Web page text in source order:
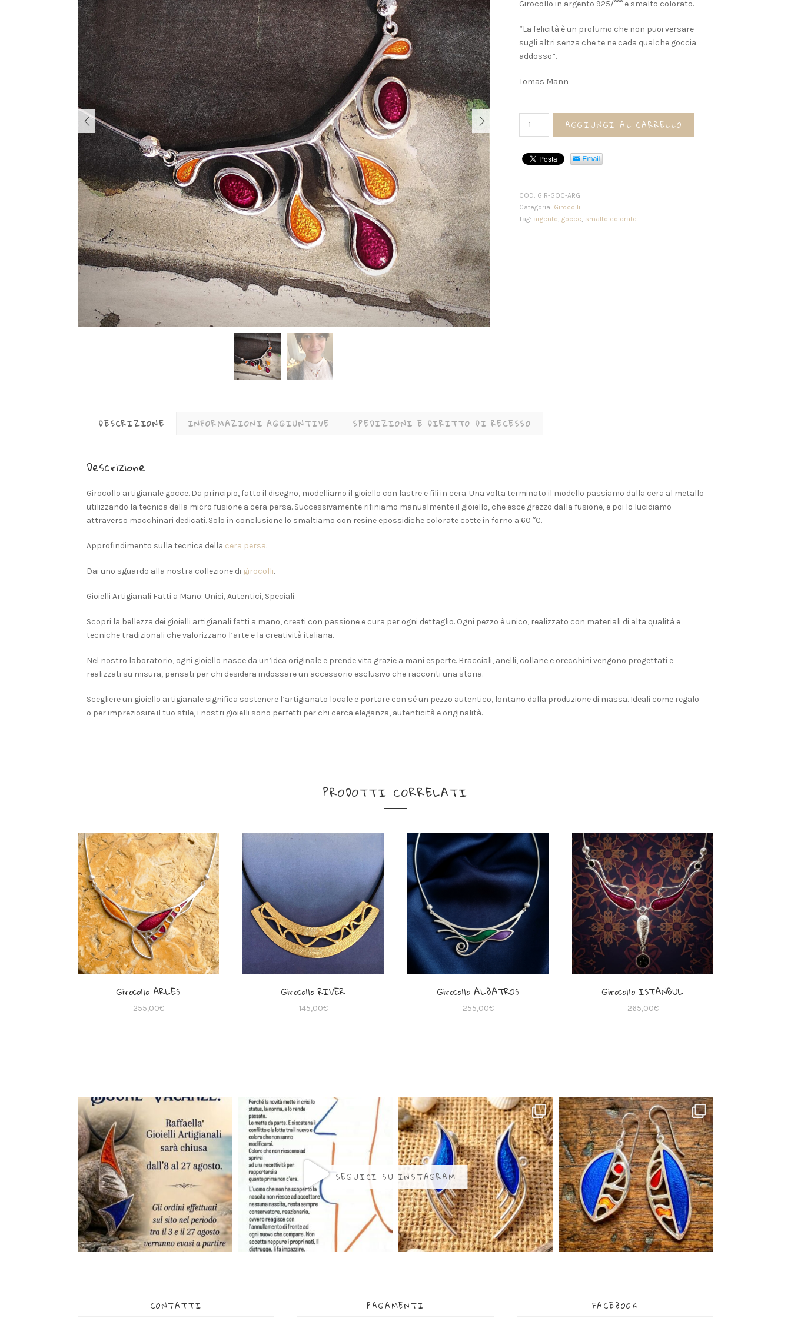
PREVIOUS NEXT
Girocollo in argento 925/°°° e smalto colorato.
“La felicità è un profumo che non puoi versare
sugli altri senza che te ne cada qualche goccia
addosso”.
Tomas Mann
AGGIUNGI AL CARRELLO
COD: GIR-GOC-ARG
Categoria: Girocolli
Tag: argento gocce smalto colorato
DESCRIZIONE INFORMAZIONI AGGIUNTIVE SPEDIZIONI E DIRITTO DI RECESSO
Descrizione
Girocollo artigianale gocce. Da principio, fatto il disegno, modelliamo il gioiello con lastre e fili in cera. Una volta terminato il modello passiamo dalla cera al metallo
utilizzando la tecnica della micro fusione a cera persa. Successivamente rifiniamo manualmente il gioiello, che esce grezzo dalla fusione, e poi lo lucidiamo
attraverso macchinari dedicati. Solo in conclusione lo smaltiamo con resine epossidiche colorate cotte in forno a 60 °C.
Approfindimento sulla tecnica della cera persa.
Dai uno sguardo alla nostra collezione di girocolli.
Gioielli Artigianali Fatti a Mano: Unici, Autentici, Speciali.
Scopri la bellezza dei gioielli artigianali fatti a mano, creati con passione e cura per ogni dettaglio. Ogni pezzo è unico, realizzato con materiali di alta qualità e
tecniche tradizionali che valorizzano l’arte e la creatività italiana.
Nel nostro laboratorio, ogni gioiello nasce da un’idea originale e prende vita grazie a mani esperte. Bracciali, anelli, collane e orecchini vengono progettati e
realizzati su misura, pensati per chi desidera indossare un accessorio esclusivo che racconti una storia.
Scegliere un gioiello artigianale significa sostenere l’artigianato locale e portare con sé un pezzo autentico, lontano dalla produzione di massa. Ideali come regalo
o per impreziosire il tuo stile, i nostri gioielli sono perfetti per chi cerca eleganza, autenticità e originalità.
PRODOTTI CORRELATI
Girocollo ARLES
255,00€
Girocollo RIVER
145,00€
Girocollo ALBATROS
255,00€
Girocollo ISTANBUL
265,00€
SEGUICI SU INSTAGRAM
CONTATTI PAGAMENTI FACEBOOK